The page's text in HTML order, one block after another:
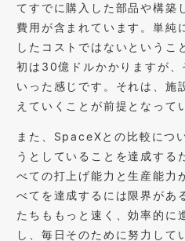
てすでに購入した部品や構築
費用が含まれています。単純
したコストではないというこ
初は30億ドルかかりますが、
いった感じです。それは、施
えていくことが前提となって
また、SpaceXとの比較につ
うとしていることを達成する
べての打上げ能力と生産能力
べてを達成するには限界があ
たちももっと速く、効率的に
し、毎日そのために努力して